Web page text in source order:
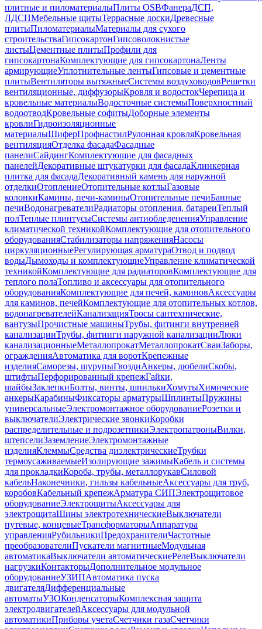
плитные и пиломатериалыПлиты OSBФанераДСП,
ЛДСПМебельные щитыТеррасные доскиДревесные
плитыПиломатериалыМатериалы для сухого
строительстваГипсокартонГипсоволокнистые
листыЦементные плитыПрофили для
гипсокартонаКомплектующие для гипсокартонаЛенты
армирующиеУплотнительные лентыГипсовые и цементные
плитыВентиляторы вытяжныеСистемы воздуховодовРешетки
вентиляционные, диффузорыКровля и водостокЧерепица и
кровельные материалыВодосточные системыПоверхностный
водоотводКровельные софитыДоборные элементы
кровлиГидроизоляционные
материалыШиферПрофнастилРулонная кровляКровельная
вентиляцияОтделка фасадаФасадные
панелиСайдингКомплектующие для фасадных
панелейДекоративные штукатурки для фасадаКлинкерная
плитка для фасадаДекоративный камень для наружной
отделкиОтоплениеОтопительные котлыГазовые
колонкиКамины, печи-каминыОтопительные печиБанные
печиВодонагревателиРадиаторы отопления, батареиТеплый
полТеплые плинтусыСистемы антиобледененияУправление
климатической техникойКомплектующие для отопительного
оборудованияСтабилизаторы напряженияНасосы
циркуляционныеРегулирующая арматураОтвод и подвод
водыДымоходы и комплектующиеУправление климатической
техникойКомплектующие для радиаторовКомплектующие для
теплого полаТопливо и аксессуары для отопительного
оборудованияКомплектующие для печей, каминовАксессуары
для каминов, печейКомплектующие для отопительных котлов,
водонагревателейКанализацияТросы сантехнические,
вантузыПрочистные машиныТрубы, фитинги внутренней
канализацииТрубы, фитинги наружной канализацииЛюки
канализационныеМеталлопрокатМеталлопрокатСваиЗаборы,
огражденияАвтоматика для воротКрепежные
изделияСаморезы, шурупыГвоздиАнкеры, дюбелиСкобы,
штифтыПерфорированный крепежГайки,
шайбыЗаклепкиБолты, винты, шпилькиХомутыХимические
анкерыКарабиныФиксаторы арматурыШплинтыПружины
универсальныеЭлектромонтажное оборудованиеРозетки и
выключателиЭлектрические звонкиКоробки
распределительные и подрозетникиЭлектропатроныВилки,
штепселиЗаземлениеЭлектромонтажные
изделияКлеммыСредства диэлектрическиеТрубки
термоусаживаемыеИзолирующие зажимыКабель и системы
для прокладкиКороба, трубы, металлорукавСиловой
кабельНаконечники, гильзы кабельныеАксессуары для труб,
коробовКабельный крепежАрматура СИПЭлектрощитовое
оборудованиеЭлектрощитыАксессуары для
электрощитаШины электротехническиеВыключатели
путевые, концевыеТрансформаторыАппаратура
управленияРубильникиПредохранителиЧастотные
преобразователиПускатели магнитныеМодульная
автоматикаВыключатели автоматическиеРелеВыключатели
нагрузкиКонтакторыДополнительное модульное
оборудованиеУЗИПАвтоматика пуска
двигателяДифференциальные
автоматыУЗОКонденсаторыКомплексная защита
электродвигателейАксессуары для модульной
автоматикиПриборы учетаСчетчики газаСчетчики